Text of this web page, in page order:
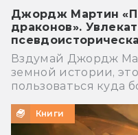
Джордж Мартин
драконов».
Вздумай Джордж
земной истории,
пользоваться куда
Книги